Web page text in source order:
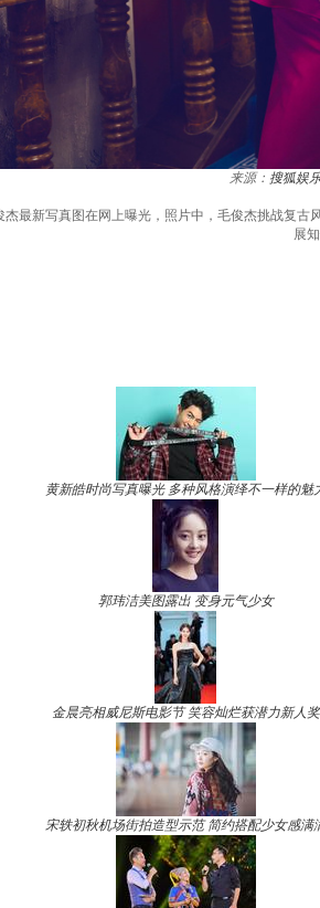
来源： 搜狐娱
最新写真图在网上曝光，照片中，毛俊杰挑战复
展
黄新皓时尚写真曝光 多种风格演绎不一样的魅
郭玮洁美图露出 变身元气少女
金晨亮相威尼斯电影节 笑容灿烂获潜力新人奖
宋轶初秋机场街拍造型示范 简约搭配少女感满